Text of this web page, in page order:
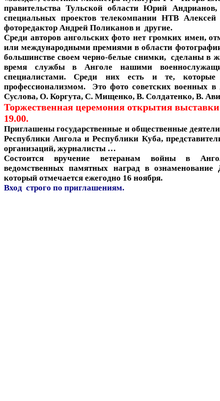
правительства Тульской области Юрий
специальных проектов телекомпании НТВ
фоторедактор Андрей Поликанов и другие.
Среди авторов ангольских фото нет громких имен,
или международными премиями в области
большинстве своем черно-белые снимки, сделаны в
время службы в Анголе нашими
специалистами. Среди них есть и те,
профессионализмом. Это фото советских военных
Суслова, О. Коргута, С. Мищенко, В. Солдатенко, В.
Торжественная церемония открытия выставки
19.00.
Приглашены государственные и общественные
Республики Ангола и Республики Куба,
организаций, журналисты …
Состоится вручение ветеранам войны в
ведомственных памятных наград в
который отмечается ежегодно 16 ноября.
Вход строго по приглашениям.